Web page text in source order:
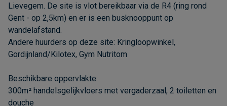
Lievegem. De site is vlot bereikbaar via de R4 (ring rond
Gent - op 2,5km) en er is een busknooppunt op
wandelafstand.
Andere huurders op deze site: Kringloopwinkel,
Gordijnland/Kilotex, Gym Nutritom
Beschikbare oppervlakte:
300m² handelsgelijkvloers met vergaderzaal, 2 toiletten en
douche